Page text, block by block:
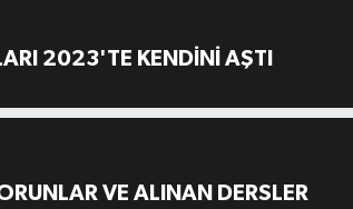
2023'TE KENDİNİ AŞTI
VE ALINAN DERSLER